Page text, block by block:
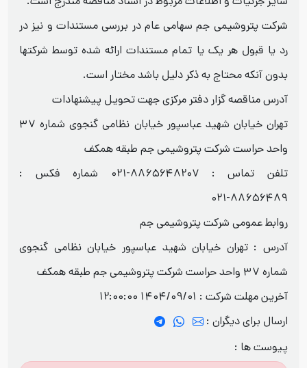
شرکت پتروشیمی جم سهامی عام در بررسی مستندات و نیز در
رد یا قبول هر یک یا تمام مستندات ارائه شده توسط شرکتها
بدون آنکه محتاج به ذکر دلیل باشد مختار است.
آدرس مناقصه گزار دفتر مرکزی جهت تحویل پیشنهادات
تهران خیابان شهید عباسپور خیابان نظامی گنجوی شماره ۳۷
واحد حراست شرکت پتروشیمی جم طبقه همکف
تلفن تماس : ۸۸۶۵۶۴۸۲۰۷-۰۲۱ شماره فکس :
۸۸۶۵۶۴۸۹-۰۲۱
روابط عمومی شرکت پتروشیمی جم
آدرس : تهران خیابان شهید عباسپور خیابان نظامی گنجوی
شماره ۳۷ واحد حراست شرکت پتروشیمی جم طبقه همکف
آخرین مهلت شرکت : 1404/09/01 12:00:00
ارسال برای دیگران :
پیوست ها :